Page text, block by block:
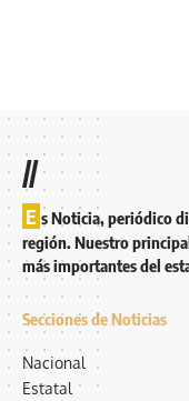
//
E s Noticia, periódico
región. Nuestro
más importantes del
Secciones de Noticias
Nacional
Estatal